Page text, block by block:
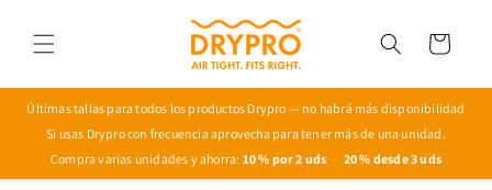
al contenido
Carrito
Últimas tallas para todos los productos Drypro — no habrá más disponibilidad
Si usas Drypro con frecuencia aprovecha para tener más de una unidad.
Compra varias unidades y ahorra: 10 % por 2 uds · 20 % desde 3 uds